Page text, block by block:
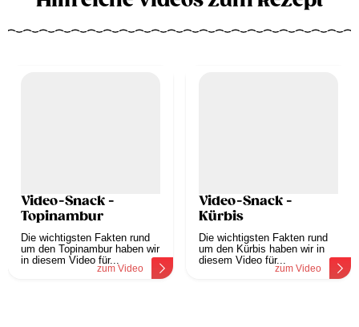
Video-Snack -
Topinambur
Die wichtigsten Fakten rund
um den Topinambur haben wir
in diesem Video für...
zum Video
Video-Snack -
Kürbis
Die wichtigsten Fakten rund
um den Kürbis haben wir in
diesem Video für...
zum Video